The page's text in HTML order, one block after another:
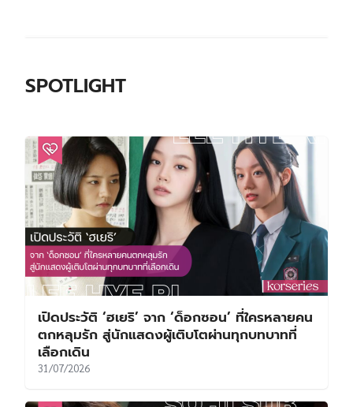
SPOTLIGHT
เปิดประวัติ ‘ฮเยริ’ จาก ‘ด็อกซอน’ ที่ใครหลายคน
ตกหลุมรัก สู่นักแสดงผู้เติบโตผ่านทุกบทบาทที่
เลือกเดิน
31/07/2026